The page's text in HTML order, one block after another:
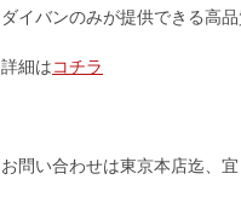
ダイバンのみが提供できる高
詳細はコチラ
お問い合わせは東京本店迄、